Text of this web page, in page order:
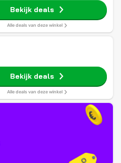
Bekijk deals
Alle deals van deze winkel
Bekijk deals
Alle deals van deze winkel